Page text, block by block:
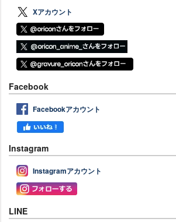
Xアカウント
Facebook
Facebookアカウント
Instagram
Instagramアカウント
LINE